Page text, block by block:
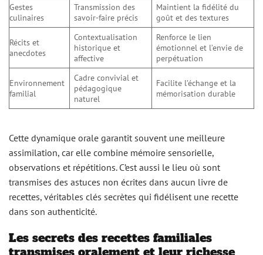
Gestes
culinaires
Transmission des
savoir-faire précis
Maintient la fidélité du
goût et des textures
Récits et
anecdotes
Contextualisation
historique et
affective
Renforce le lien
émotionnel et l’envie de
perpétuation
Environnement
familial
Cadre convivial et
pédagogique
naturel
Facilite l’échange et la
mémorisation durable
Cette dynamique orale garantit souvent une meilleure
assimilation, car elle combine mémoire sensorielle,
observations et répétitions. C’est aussi le lieu où sont
transmises des astuces non écrites dans aucun livre de
recettes, véritables clés secrètes qui fidélisent une recette
dans son authenticité.
Les secrets des recettes familiales